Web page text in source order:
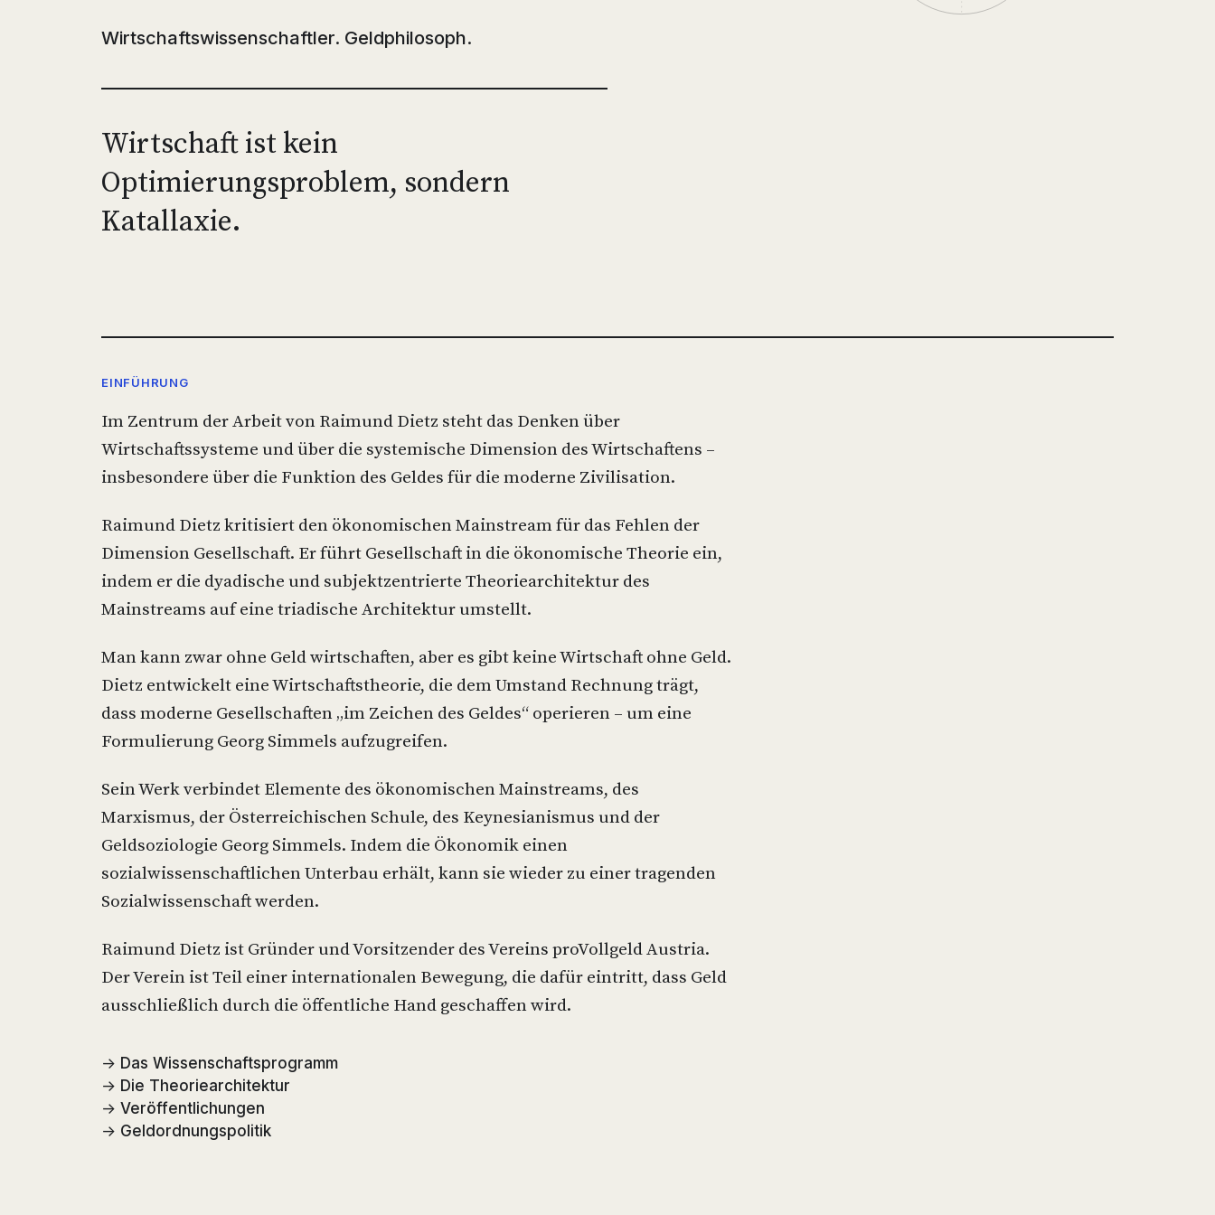
Wirtschaftswissenschaftler. Geldphilosoph.
Wirtschaft ist kein
Optimierungsproblem, sondern
Katallaxie.
EINFÜHRUNG
Im Zentrum der Arbeit von Raimund Dietz steht das Denken über
Wirtschaftssysteme und über die systemische Dimension des Wirtschaftens –
insbesondere über die Funktion des Geldes für die moderne Zivilisation.
Raimund Dietz kritisiert den ökonomischen Mainstream für das Fehlen der
Dimension Gesellschaft. Er führt Gesellschaft in die ökonomische Theorie ein,
indem er die dyadische und subjektzentrierte Theoriearchitektur des
Mainstreams auf eine triadische Architektur umstellt.
Man kann zwar ohne Geld wirtschaften, aber es gibt keine Wirtschaft ohne Geld.
Dietz entwickelt eine Wirtschaftstheorie, die dem Umstand Rechnung trägt,
dass moderne Gesellschaften „im Zeichen des Geldes“ operieren – um eine
Formulierung Georg Simmels aufzugreifen.
Sein Werk verbindet Elemente des ökonomischen Mainstreams, des
Marxismus, der Österreichischen Schule, des Keynesianismus und der
Geldsoziologie Georg Simmels. Indem die Ökonomik einen
sozialwissenschaftlichen Unterbau erhält, kann sie wieder zu einer tragenden
Sozialwissenschaft werden.
Raimund Dietz ist Gründer und Vorsitzender des Vereins proVollgeld Austria.
Der Verein ist Teil einer internationalen Bewegung, die dafür eintritt, dass Geld
ausschließlich durch die öffentliche Hand geschaffen wird.
→ Das Wissenschaftsprogramm
→ Die Theoriearchitektur
→ Veröffentlichungen
→ Geldordnungspolitik